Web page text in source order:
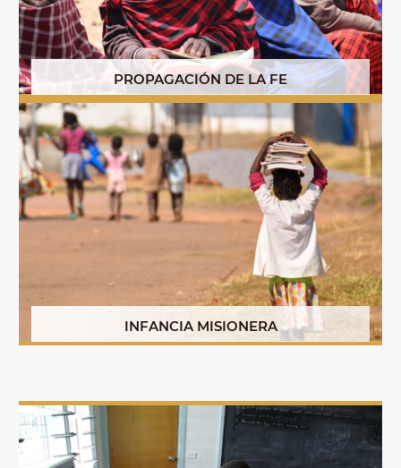
PROPAGACIÓN DE LA FE
INFANCIA MISIONERA